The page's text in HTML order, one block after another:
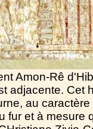
Amon-Rê
adjacente. Cet
au
fur et à